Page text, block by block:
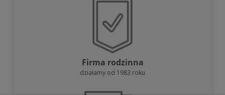
Firma rodzinna
działamy od 1983 roku